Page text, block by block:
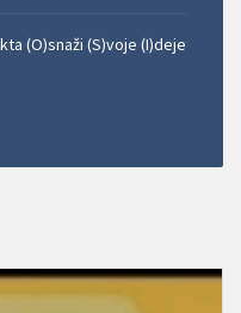
(O)snaži (S)voje (I)deje